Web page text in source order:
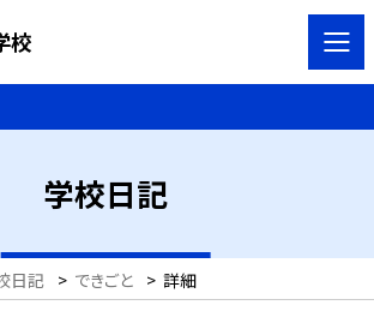
校
学校日記
日記 > できごと > 詳細